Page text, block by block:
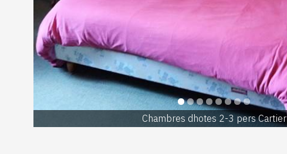
Chambres dhotes 2-3 pers Cartier